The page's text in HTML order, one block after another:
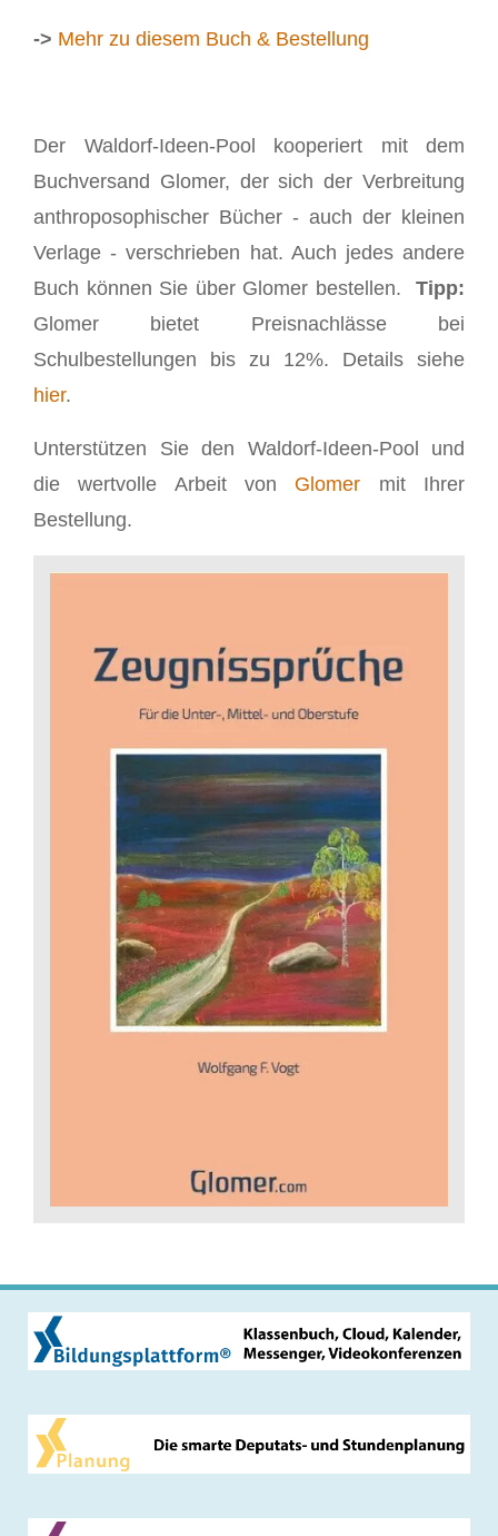
-> Mehr zu diesem Buch & Bestellung
Der Waldorf-Ideen-Pool kooperiert mit dem
Buchversand Glomer, der sich der Verbreitung
anthroposophischer Bücher - auch der kleinen
Verlage - verschrieben hat. Auch jedes andere
Buch können Sie über Glomer bestellen. Tipp:
Glomer bietet Preisnachlässe bei
Schulbestellungen bis zu 12%. Details siehe
hier.
Unterstützen Sie den Waldorf-Ideen-Pool und
die wertvolle Arbeit von Glomer
mit Ihrer
Bestellung.